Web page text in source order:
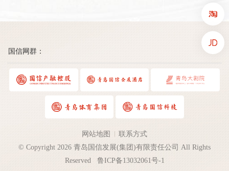
国信网群：
网站地图
联系方式
© Copyright 2026 青岛国信发展(集团)有限责任公司 All Rights
Reserved 鲁ICP备13032061号-1